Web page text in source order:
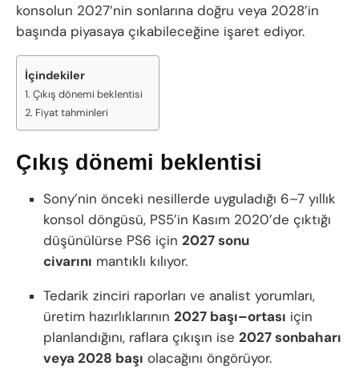
konsolun 2027’nin sonlarına doğru veya 2028’in
başında piyasaya çıkabileceğine işaret ediyor.
İçindekiler
Çıkış dönemi beklentisi
Fiyat tahminleri
Çıkış dönemi beklentisi
Sony’nin önceki nesillerde uyguladığı 6–7 yıllık
konsol döngüsü, PS5’in Kasım 2020’de çıktığı
düşünülürse PS6 için2027 sonu
civarını mantıklı kılıyor.
Tedarik zinciri raporları ve analist yorumları,
üretim hazırlıklarının2027 başı–ortası için
planlandığını, raflara çıkışın ise2027 sonbaharı
veya 2028 başı olacağını öngörüyor.